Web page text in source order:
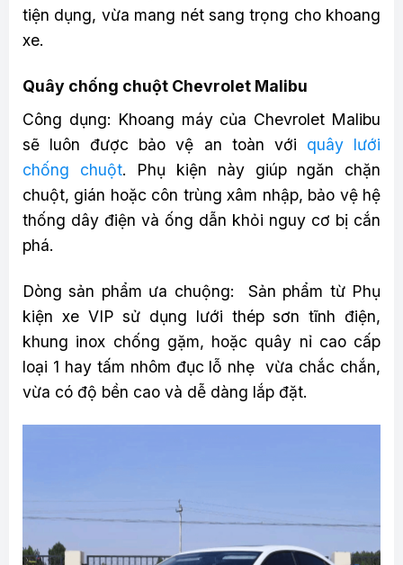
tiện dụng, vừa mang nét sang trọng cho khoang
xe.
Quây chống chuột Chevrolet Malibu
Công dụng: Khoang máy của Chevrolet Malibu
sẽ luôn được bảo vệ an toàn với quây lưới
chống chuột. Phụ kiện này giúp ngăn chặn
chuột, gián hoặc côn trùng xâm nhập, bảo vệ hệ
thống dây điện và ống dẫn khỏi nguy cơ bị cắn
phá.
Dòng sản phẩm ưa chuộng: Sản phẩm từ Phụ
kiện xe VIP sử dụng lưới thép sơn tĩnh điện,
khung inox chống gặm, hoặc quây nỉ cao cấp
loại 1 hay tấm nhôm đục lỗ nhẹ vừa chắc chắn,
vừa có độ bền cao và dễ dàng lắp đặt.